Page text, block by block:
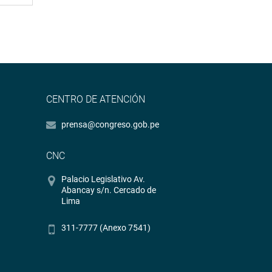
CENTRO DE ATENCIÓN
prensa@congreso.gob.pe
CNC
Palacio Legislativo Av.
Abancay s/n. Cercado de
Lima
311-7777 (Anexo 7541)